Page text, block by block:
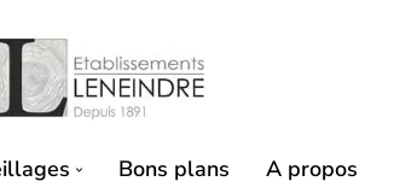
Bons plans A propos